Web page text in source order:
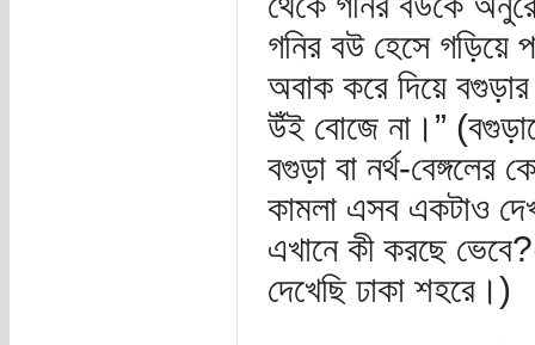
গনির বউ হেসে
অবাক করে দিয়ে
উঁই বোজে না।”
বগুড়া বা নর্থ-বেঙ্গলের
কামলা এসব একটাও
এখানে কী করছে
দেখেছি ঢাকা শহরে।)